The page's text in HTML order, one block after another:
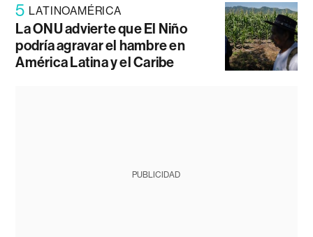
5 LATINOAMÉRICA
La ONU advierte que El Niño
podría agravar el hambre en
América Latina y el Caribe
PUBLICIDAD